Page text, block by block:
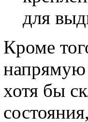
для
Кроме
напрямую
хотя бы